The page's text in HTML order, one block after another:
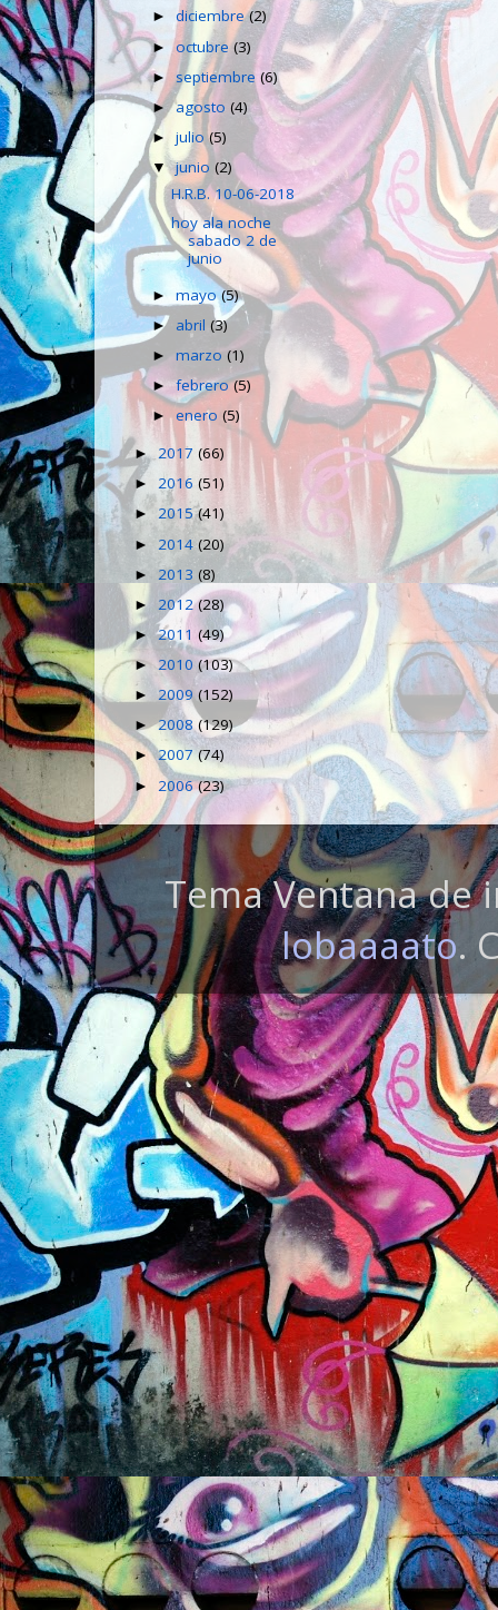
►diciembre(2)
►octubre(3)
►septiembre(6)
►agosto(4)
►julio(5)
▼junio(2)
H.R.B. 10-06-2018
hoy ala noche
sabado 2 de
junio
►mayo(5)
► abril(3)
►marzo(1)
►febrero(5)
►enero(5)
► 2017 (66)
► 2016 (51)
► 2015(41)
► 2014 (20)
► 2013 (8)
► 2012(28)
►2011 (49)
►2010 (103)
► 2009 (152)
►2008(129)
►2007(74)
► 2006(23)
Tema Ventana de
lobaaaato.